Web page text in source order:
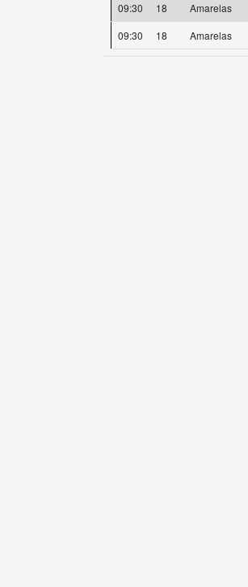
09:30 18 Amarelas
09:30
18 Amarelas